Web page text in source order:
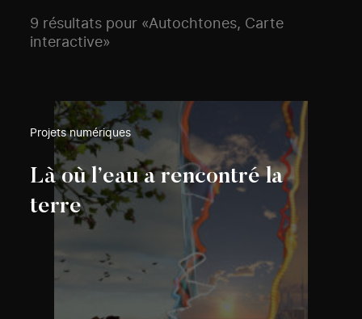
9 résultats pour «Autochtones, Carte
interactive»
Projets numériques
Là où l’eau a rencontré la
terre